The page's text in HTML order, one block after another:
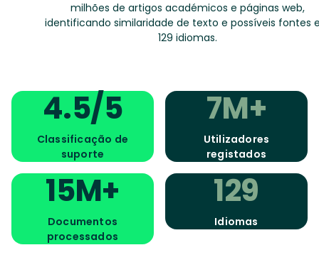
milhões de artigos académicos e páginas web,
identificando similaridade de texto e possíveis fontes
129 idiomas.
4.5/5
Classificação de
suporte
7M+
Utilizadores
registados
15M+
Documentos
processados
129
Idiomas